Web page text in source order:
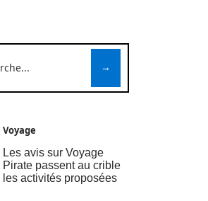
Voyage
Les avis sur Voyage
Pirate passent au crible
les activités proposées